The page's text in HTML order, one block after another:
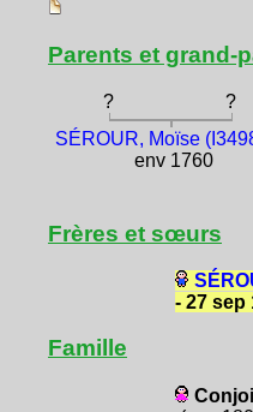
Parents et grand-
? ?
SÉROUR, Moïse
env 1760
Frères et sœurs
- 27 sep
Famille